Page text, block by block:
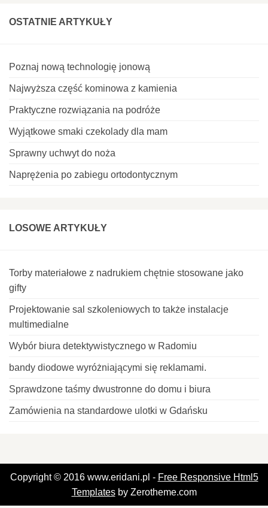
OSTATNIE ARTYKUŁY
Poznaj nową technologię jonową
Najwyższa część kominowa z kamienia
Praktyczne rozwiązania na podróże
Wyjątkowe smaki czekolady dla mam
Sprawny uchwyt do noża
Naprężenia po zabiegu ortodontycznym
LOSOWE ARTYKUŁY
Torby materiałowe z nadrukiem chętnie stosowane jako
gifty
Projektowanie sal szkoleniowych to także instalacje
multimedialne
Wybór biura detektywistycznego w Radomiu
bandy diodowe wyróżniającymi się reklamami.
Sprawdzone taśmy dwustronne do domu i biura
Zamówienia na standardowe ulotki w Gdańsku
Copyright © 2016 www.eridani.pl - Free Responsive Html5
Templatesby Zerotheme.com